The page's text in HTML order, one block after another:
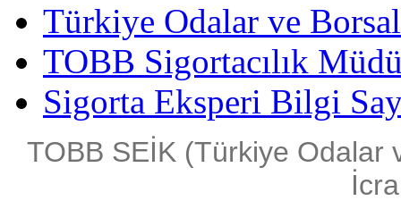
Türkiye Odalar ve
TOBB Sigortacılık
Sigorta Eksperi Bilgi
TOBB SEİK (Türkiye Odalar